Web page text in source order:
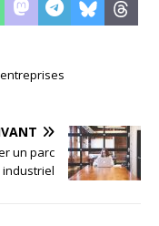
un parc
industriel